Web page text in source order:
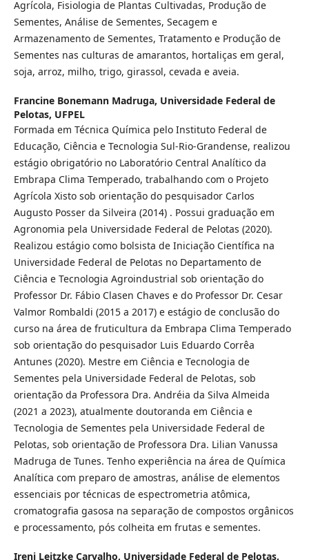
Agrícola, Fisiologia de Plantas Cultivadas, Produção de
Sementes, Análise de Sementes, Secagem e
Armazenamento de Sementes, Tratamento e Produção de
Sementes nas culturas de amarantos, hortaliças em geral,
soja, arroz, milho, trigo, girassol, cevada e aveia.
Francine Bonemann Madruga, Universidade Federal de
Pelotas, UFPEL
Formada em Técnica Química pelo Instituto Federal de
Educação, Ciência e Tecnologia Sul-Rio-Grandense, realizou
estágio obrigatório no Laboratório Central Analítico da
Embrapa Clima Temperado, trabalhando com o Projeto
Agrícola Xisto sob orientação do pesquisador Carlos
Augusto Posser da Silveira (2014) . Possui graduação em
Agronomia pela Universidade Federal de Pelotas (2020).
Realizou estágio como bolsista de Iniciação Científica na
Universidade Federal de Pelotas no Departamento de
Ciência e Tecnologia Agroindustrial sob orientação do
Professor Dr. Fábio Clasen Chaves e do Professor Dr. Cesar
Valmor Rombaldi (2015 a 2017) e estágio de conclusão do
curso na área de fruticultura da Embrapa Clima Temperado
sob orientação do pesquisador Luis Eduardo Corrêa
Antunes (2020). Mestre em Ciência e Tecnologia de
Sementes pela Universidade Federal de Pelotas, sob
orientação da Professora Dra. Andréia da Silva Almeida
(2021 a 2023), atualmente doutoranda em Ciência e
Tecnologia de Sementes pela Universidade Federal de
Pelotas, sob orientação de Professora Dra. Lilian Vanussa
Madruga de Tunes. Tenho experiência na área de Química
Analítica com preparo de amostras, análise de elementos
essenciais por técnicas de espectrometria atômica,
cromatografia gasosa na separação de compostos orgânicos
e processamento, pós colheita em frutas e sementes.
Ireni Leitzke Carvalho, Universidade Federal de Pelotas,